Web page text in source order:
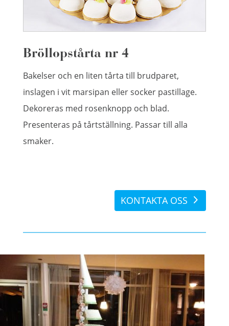
Bröllopstårta nr 4
Bakelser och en liten tårta till brudparet,
inslagen i vit marsipan eller socker pastillage.
Dekoreras med rosenknopp och blad.
Presenteras på tårtställning. Passar till alla
smaker.
KONTAKTA OSS